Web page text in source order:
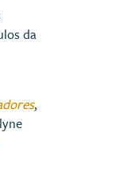
da
,